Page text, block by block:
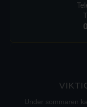
Under sommaren